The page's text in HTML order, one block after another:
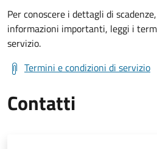
Per conoscere i dettagli di
informazioni importanti, leggi i
servizio.
Termini e condizioni di servizio
Contatti